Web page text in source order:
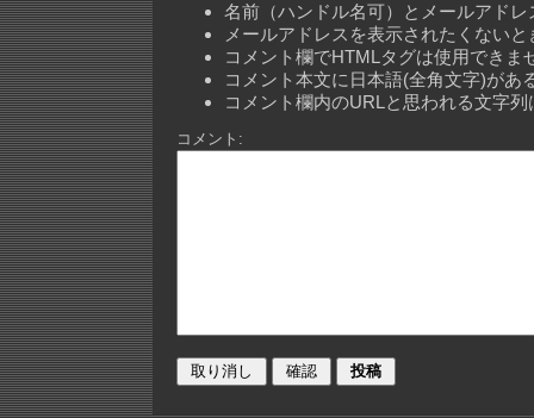
名前（ハンドル名可）とメールアド
メールアドレスを表示されたくない
コメント欄でHTMLタグは使用できま
コメント本文に日本語(全角文字)があ
コメント欄内のURLと思われる文字
コメント: